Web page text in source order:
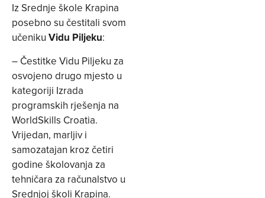
Iz Srednje škole Krapina
posebno su čestitali svom
učeniku Vidu Piljeku:
– Čestitke Vidu Piljeku za
osvojeno drugo mjesto u
kategoriji Izrada
programskih rješenja na
WorldSkills Croatia.
Vrijedan, marljiv i
samozatajan kroz četiri
godine školovanja za
tehničara za računalstvo u
Srednjoj školi Krapina.